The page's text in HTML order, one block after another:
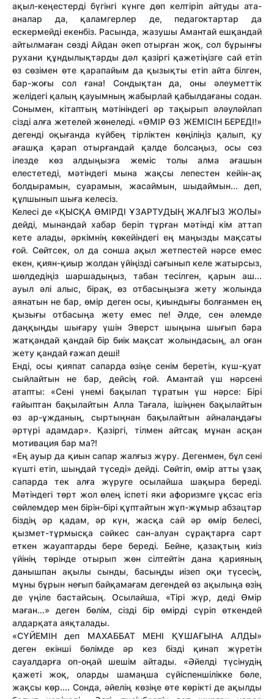
ақыл-кеңестерді бүгінгі күнге дөп келтіріп айтуды ата-
аналар да, қаламгерлер де, педагоктартар да
ескермейді екенбіз. Расында, жазушы Амантай ешқандай
айтылмаған сөзді Айдан әкеп отырған жоқ, сол бұрынғы
рухани құндылықтарды дәл қазіргі қажетіңізге сай етіп
өз сөзімен өте қарапайым да қызықты етіп айта білген,
бар-жоғы сол ғана! Сондықтан да, оны әлеуметтік
желідегі қалың қауымның жабырлай қабылдағаны содан.
Сонымен, кітаптың мәтініндегі әр тақырып әләуләйлап
сізді алға жетелей жөнеледі. «ӨМІР ӨЗ ЖЕМІСІН БЕРЕДІ!»
дегенді оқығанда күйбең тірліктен көңіліңіз қалып, қу
ағашқа қарап отырғандай қалде болсаңыз, осы сөз
ілезде көз алдыңызға жеміс толы алма ағашын
елестетеді, мәтіндегі мына жақсы лепестен кейін-ақ
болдырамын, суарамын, жасаймын, шыдаймын... деп,
құлшынып шыға келесіз.
Келесі де «ҚЫСҚА ӨМІРДІ ҰЗАРТУДЫҢ ЖАЛҒЫЗ ЖОЛЫ»
дейді, мынандай хабар беріп тұрған мәтінді кім аттап
кете алады, әркімнің көкейіндегі ең маңызды мақсаты
ғой. Сөйтсек, ол да сонша ақыл жетпестей нәрсе емес
екен, қиян-қиыр жолдан үйіңізді сағынып келе жатырсыз,
шөлдедіңіз шаршадыңыз, табан тесілген, қарын аш...
ауыл әлі алыс, бірақ, өз отбасыңызға жету жолында
аянатын не бар, өмір деген осы, қиындығы болғанмен ең
қызығы отбасыңа жету емес пе! Әлде, сен әлемде
даңқыңды шығару үшін Эверст шыңына шығып бара
жатқандай қандай бір биік мақсат жолындасың, ал оған
жету қандай ғажап деші!
Енді, осы қияпат сапарда өзіңе сенім беретін, күш-қуат
сыйлайтын не бар, дейсің ғой. Амантай үш нәрсені
атапты: «Сені үнемі бақылап тұратын үш нәрсе: Бірі
ғайыптан бақылайтын Алла Тағала, ішіңнен бақылайтын
өз ар-ұжданың, сыртыңнан бақылайтын айналаңдағы
әртүрі адамдар». Қазіргі, тілмен айтсақ мұнан асқан
мотивация бар ма?!
«Ең ауыр да қиын сапар жалғыз жүру. Дегенмен, бұл сені
күшті етіп, шыңдай түседі» дейді. Сөйтіп, өмір атты ұзақ
сапарда тек алға жүруге осылайша шақыра береді.
Мәтіндегі төрт жол өлең іспеті яки афоризмге ұқсас егіз
сөйлемдер мен бірін-бірі құптайтын жұп-жұмыр абзацтар
біздің әр қадам, әр күн, жасқа сай әр өмір белесі,
қызмет-тұрмысқа сәйкес сан-алуан сұрақтарға сарт
еткен жауаптарды бере береді. Бейне, қазақтың киіз
үйінің төрінде отырып жөн сілтейтін дана қарияның
данышпан ақылы сынды, басыңды иізеп оқи түсесің,
мұны бұрын неғып байқамағам дегендей өз ақылыңа өзің
де үңіле бастайсың. Осылайша, «Тірі жүр, деді Өмір
маған...» деген бөлім, сізді бір өмірді сүріп өткендей
алдарқата аяқталады.
«СҮЙЕМІН деп МАХАББАТ МЕНІ ҚҰШАҒЫНА АЛДЫ»
деген екінші бөлімде әр кез бізді қинап жүретін
сауалдарға оп-оңай шешім айтады. «Әйелді түсінудің
қажеті жоқ, оларды шамаңша сүйіспеншілікке бөле,
жақсы көр.... Сонда, әйелің көзіңе өте көрікті де ақылды